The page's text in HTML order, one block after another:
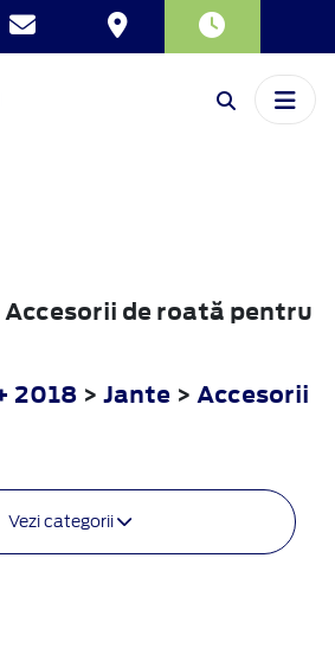
Accesorii de roată pentru
2018 > Jante > Accesorii
Vezi categorii